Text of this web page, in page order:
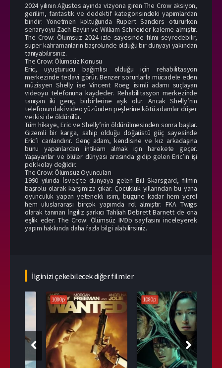
2024 yılının Ağustos ayında vizyona giren The Crow aksiyon,
gerilim, fantastik ve dedektif kategorisindeki yapımlardan
biridir. Yönetmen koltuğunda Rupert Sanders otururken
senaryoyu Zach Baylin ve William Schneider kaleme almıştır.
The Crow: Ölümsüz 2024 izle sayesinde filmi seyredebilir,
süper kahramanların başrolünde olduğu bir dünyayı yakından
tanıyabilirsiniz.
The Crow: Ölümsüz Konusu
Eric, uyuşturucu bağımlısı olduğu için rehabilitasyon
merkezinde tedavi görür. Benzer sorunlarla mücadele eden
müzisyen Shelly ise Vincent Roeg isimli adamı suçlayan
videoyu telefonuna kaydeder. Rehabilitasyon merkezinde
tanışan iki genç, birbirlerine aşık olur. Ancak Shelly’nin
telefonundaki video yüzünden peşlerine kötü adamlar düşer
ve ikisi de öldürülür.
Tüm hikaye, Eric ve Shelly’nin öldürülmesinden sonra başlar.
Gizemli bir karga, sahip olduğu doğaüstü güç sayesinde
Eric’i canlandırır. Genç adam, kendisine ve kız arkadaşına
bunu yapanlardan intikam almak için harekete geçer.
Yaşayanlar ve ölüler dünyası arasında gidip gelen Eric’in işi
pek kolay değildir.
The Crow: Ölümsüz Oyuncuları
1990 yılında İsveç’te dünyaya gelen Bill Skarsgard, filmin
başrolü olarak karşımıza çıkar. Çocukluk yıllarından bu yana
oyunculuk yapan yetenekli isim, bugüne kadar hem yerel
hem uluslararası birçok yapımda rol almıştır. FKA Twigs
olarak tanınan İngiliz şarkıcı Tahliah Debrett Barnett de ona
eşlik eder. The Crow: Ölümsüz IMDb sayfasını inceleyerek
yapım hakkında daha fazla bilgi alabilirsiniz.
İlginizi çekebilecek diğer filmler
1080p